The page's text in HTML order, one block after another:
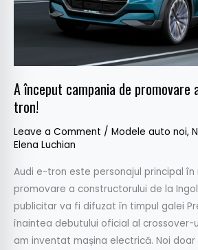
A început campania de promovare
tron!
Leave a Comment / Modele auto noi,
Elena Luchian
Audi e-tron este personajul principal
promovare a constructorului de la
publicitar va fi difuzat în timpul galei
înaintea debutului oficial al crossover-
am inventat mașina electrică. Noi
Audi